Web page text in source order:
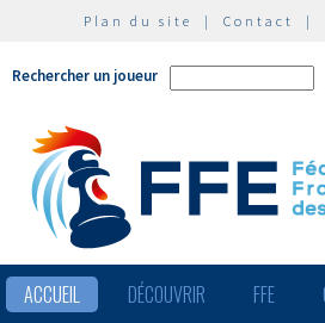
Plan du site | Contact |
Rechercher un joueur
ACCUEIL DÉCOUVRIR FFE